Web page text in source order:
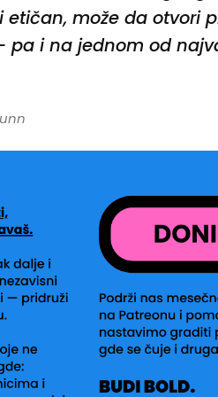
etičan, može da otvori
pa i na jednom od